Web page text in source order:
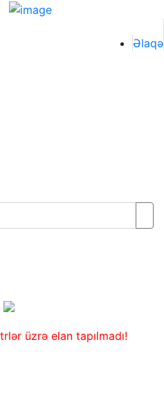
Əlaqə
üzrə elan tapılmadı!